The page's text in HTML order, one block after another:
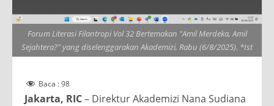
Forum Literasi Filantropi Vol 32 Bertemakan "Amil Merdeka, Amil
Sejahtera?" yang diselenggarakan Akademizi, Rabu (6/8/2025). *Ist
Baca :98
Jakarta, RIC– Direktur Akademizi Nana Sudiana